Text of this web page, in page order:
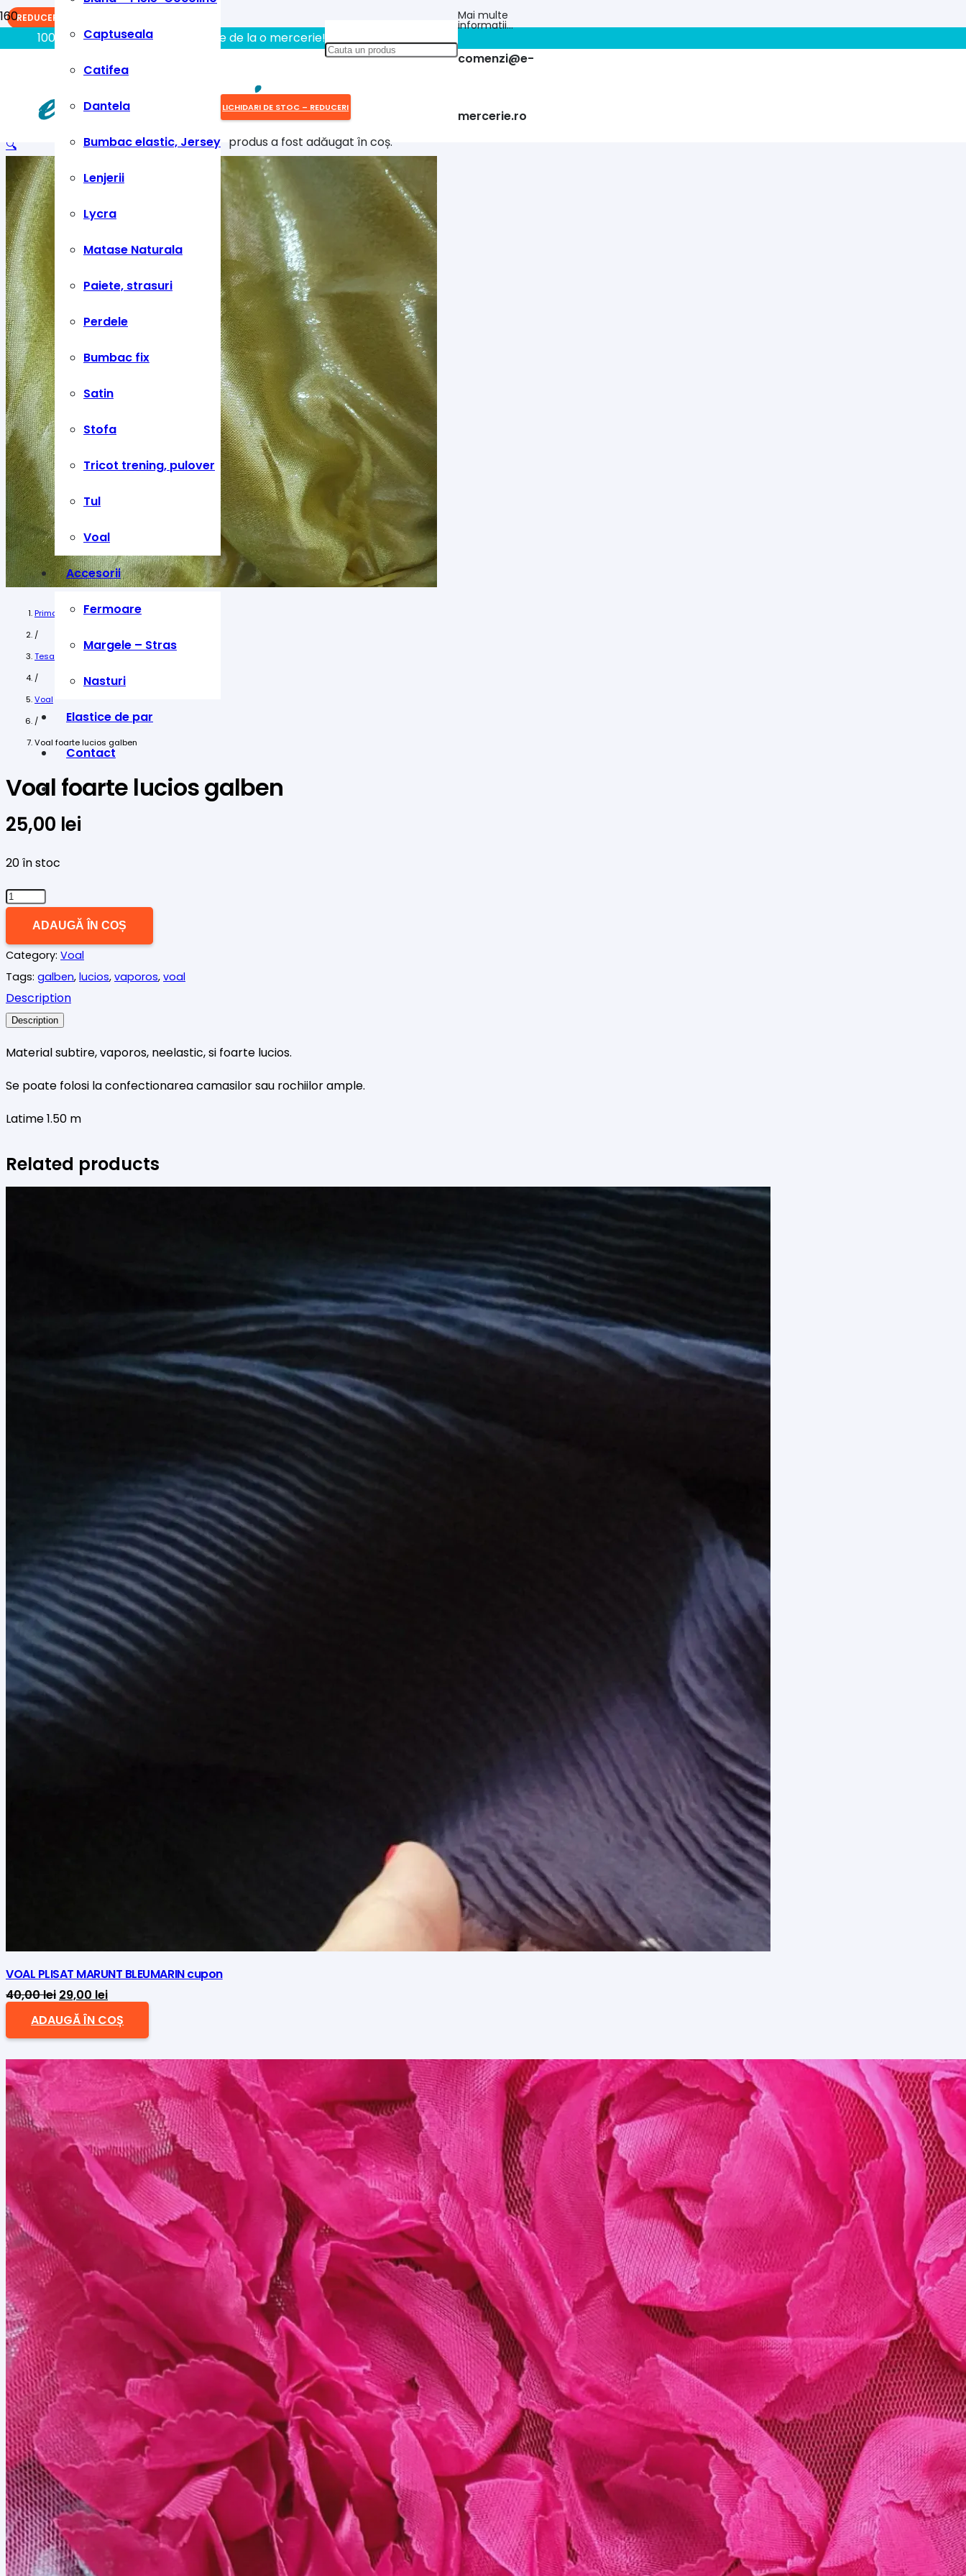
100% aici gasiti tot ce aveti nevoie de la o mercerie!!
Mai multe
informatii…
comenzi@e-
mercerie.ro
Captuseala
Catifea
Dantela
Bumbac elastic, Jersey
Lenjerii
Lycra
Matase Naturala
Paiete, strasuri
Perdele
Bumbac fix
Satin
Stofa
Tricot trening, pulover
Tul
Voal
Accesorii
Fermoare
Margele – Stras
Nasturi
Elastice de par
Contact
LICHIDARI DE STOC – REDUCERI
produsa fost adăugat în coș.
🔍
Prima pagină
/
Tesaturi
/
Voal
/
Voal foarte lucios galben
Voal foarte lucios galben
25,00 lei
20 în stoc
Cantitate
foarte
lucios
galben
ADAUGĂ ÎN COȘ
Category: Voal
Tags: galben, lucios, vaporos, voal
Description
Description
Material subtire, vaporos, neelastic, si foarte lucios.
Se poate folosi la confectionarea camasilor sau rochiilor ample.
Latime 1.50 m
Related products
REDUCERI!
VOAL PLISAT MARUNT BLEUMARIN cupon
40,00lei Prețul
inițial
a
fost:
40,00 lei.
29,00 leiPrețul
curent
este:
29,00 lei.
ADAUGĂ ÎN COȘ